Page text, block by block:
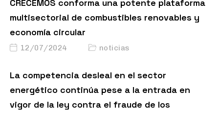
CRECEMOS conforma una potente plataforma
multisectorial de combustibles renovables y
economía circular
12/07/2024 noticias
La competencia desleal en el sector
energético continúa pese a la entrada en
vigor de la ley contra el fraude de los